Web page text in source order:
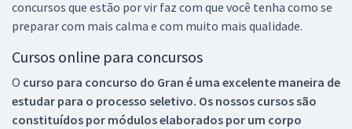
concursos que estão por vir faz com que você tenha como se
preparar com mais calma e com muito mais qualidade.
Cursos online para concursos
O curso para concurso do Gran é uma excelente maneira de
estudar para o processo seletivo. Os nossos cursos são
constituídos por módulos elaborados por um corpo